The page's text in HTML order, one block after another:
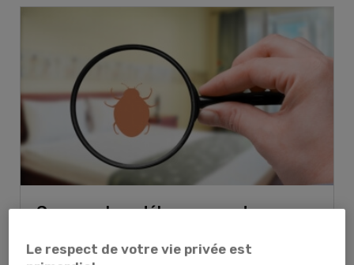
Comment se débarrasser des
Publié le : 10/06/2022 | Catégories :Actualité literie jetable
Le respect de votre vie privée est